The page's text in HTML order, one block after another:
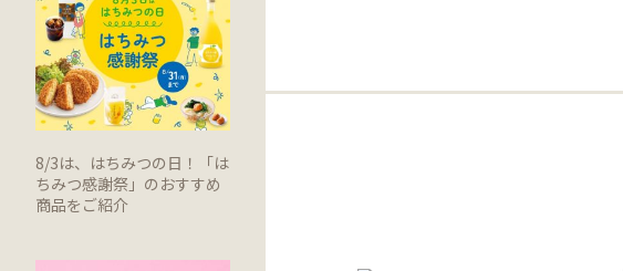
8/3は、はちみつの日！「は
ちみつ感謝祭」のおすすめ
商品をご紹介